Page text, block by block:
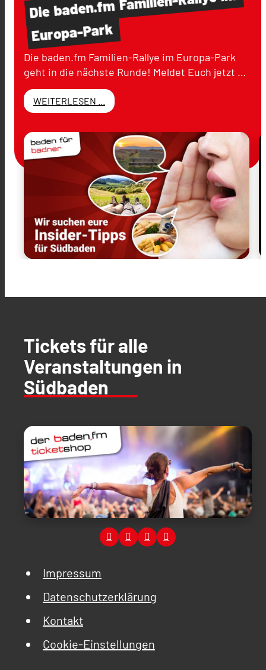
Diebaden.fm
Europa-Park
Die baden.fm Familien-Rallye im Europa-Park
geht in die nächste Runde! Meldet Euch jetzt …
WEITERLESEN ...
Tickets für alle
Veranstaltungen in
Südbaden
Impressum
Datenschutzerklärung
Kontakt
Cookie-Einstellungen